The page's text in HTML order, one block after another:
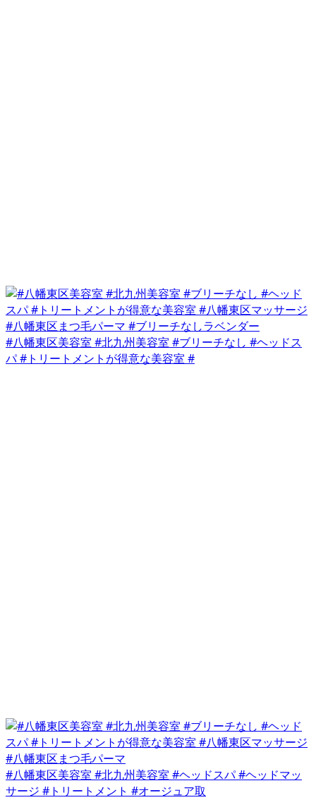
#八幡東区美容室 #北九州美容室 #ブリーチなし #ヘッドス
パ #トリートメントが得意な美容室 #
#八幡東区美容室 #北九州美容室 #ヘッドスパ #ヘッドマッ
サージ #トリートメント #オージュア取